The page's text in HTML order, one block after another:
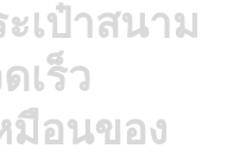
เป๋าสนาม
เร็ว
มือนของ